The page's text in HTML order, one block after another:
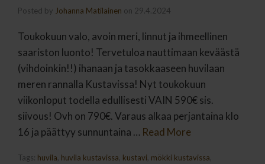
Posted by Johanna Matilainen on 29.4.2024
Toukokuun valo, avoin meri, linnut ja ihmeellinen
saariston luonto! Tervetuloa nauttimaan keväästä
(vihdoinkin!!) ihanaan ja tasokkaaseen huvilaan
meren rannalla Kustavissa! Nyt toukokuun
viikonloput todella edullisesti VAIN 590€ sis.
siivous! Ovh on 790€. Varaus alkaa perjantaina klo
16 ja päättyy sunnuntaina … Read More
Tags: huvila, huvila kustavissa, kustavi, mökki kustavissa,